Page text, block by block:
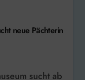
neue Pächterin